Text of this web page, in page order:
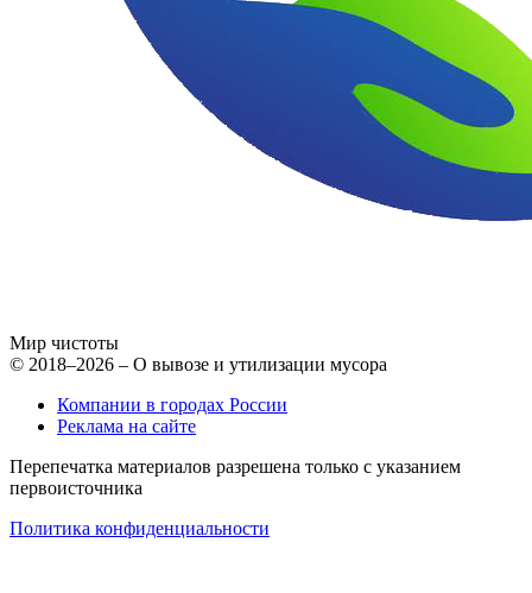
Мир чистоты
© 2018–2026 – О вывозе и утилизации мусора
Компании в городах России
Реклама на сайте
Перепечатка материалов разрешена только с указанием
первоисточника
Политика конфиденциальности